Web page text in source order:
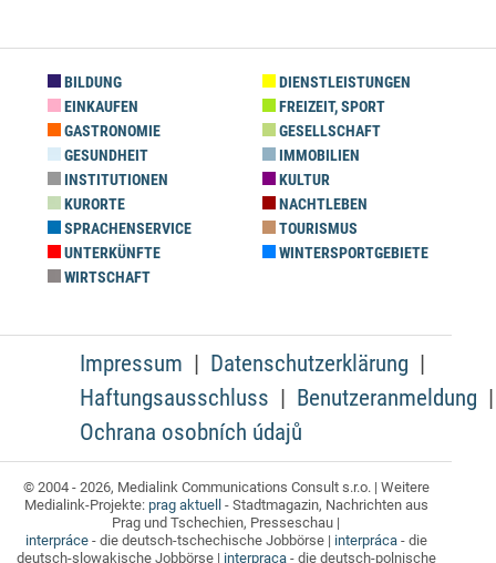
BILDUNG
DIENSTLEISTUNGEN
EINKAUFEN
FREIZEIT, SPORT
GASTRONOMIE
GESELLSCHAFT
GESUNDHEIT
IMMOBILIEN
INSTITUTIONEN
KULTUR
KURORTE
NACHTLEBEN
SPRACHENSERVICE
TOURISMUS
UNTERKÜNFTE
WINTERSPORTGEBIETE
WIRTSCHAFT
Impressum
Datenschutzerklärung
Haftungsausschluss
Benutzeranmeldung
Ochrana osobních údajů
© 2004 - 2026, Medialink Communications Consult s.r.o. | Weitere
Medialink-Projekte: prag aktuell - Stadtmagazin, Nachrichten aus
Prag und Tschechien, Presseschau |
interpráce- die deutsch-tschechische Jobbörse | interpráca- die
deutsch-slowakische Jobbörse | interpraca- die deutsch-polnische